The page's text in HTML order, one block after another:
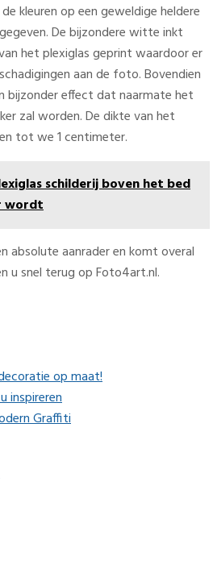
kleuren op een geweldige heldere
De bijzondere witte inkt
het plexiglas geprint waardoor er
aan de foto. Bovendien
bijzonder effect dat naarmate het
zal worden. De dikte van het
tot we 1 centimeter.
schilderij boven het bed
wordt
absolute aanrader en komt overal
u snel terug op Foto4art.nl.
op maat!
inspireren
Graffiti